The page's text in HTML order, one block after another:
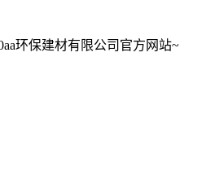
环保建材有限公司官方网站~